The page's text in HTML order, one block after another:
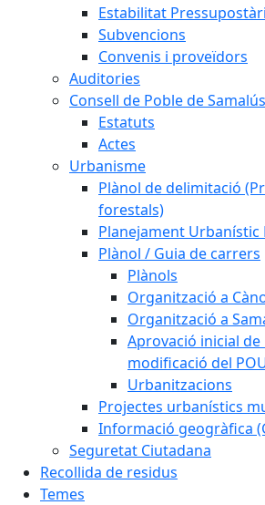
Estabilitat
Subvencions
Convenis i proveïdors
Auditories
Consell de Poble de Samalús
Estatuts
Actes
Urbanisme
Plànol de delimitació
forestals)
Planejament Urbanístic
Plànol / Guia de carrers
Plànols
Organització a
Organització a
Aprovació inicial
modificació del
Urbanitzacions
Projectes urbanístics
Informació geogràfica
Seguretat Ciutadana
Recollida de residus
Temes